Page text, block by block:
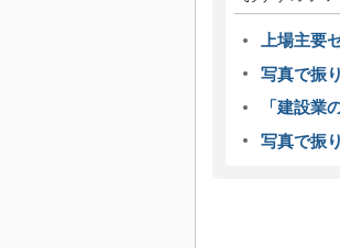
上場主要
写真で振
「建設業
写真で振